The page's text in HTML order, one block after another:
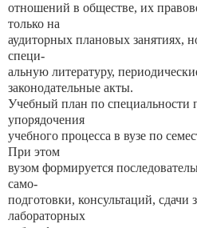
отношений в обществе, их
только на
аудиторных плановых занятиях,
специ-
альную литературу,
законодательные акты.
Учебный план по специальности
упорядочения
учебного процесса в вузе по
При этом
вузом формируется
само-
подготовки, консультаций, сдачи
лабораторных